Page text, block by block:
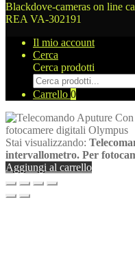
Blackdove-cameras on line
REA VA-302191
Il mio account
Cerca
Cerca prodotti
Carrello 0
Stai visualizzando:
intervallometro. Per
Aggiungi al carrello